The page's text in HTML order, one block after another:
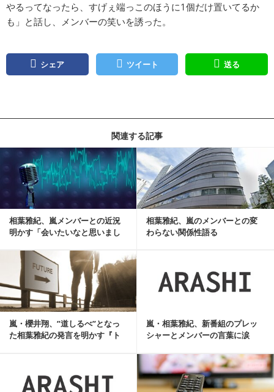
やるってなったら、すげぇ端っこのほうに1個だけ置いてるか
も」と話し、メンバーの笑いを誘った。
シェア ツイート 送る
関連する記事
相葉雅紀、嵐メンバーとの近況
明かす「会いたいなと思いまし
相葉雅紀、嵐のメンバーとの変
わらない関係性語る
記事を読む
嵐・櫻井翔、”道しるべ”となっ
た相葉雅紀の発言を明かす『ト
嵐・相葉雅紀、新番組のプレッ
シャーとメンバーの言葉に涙
記事を読む